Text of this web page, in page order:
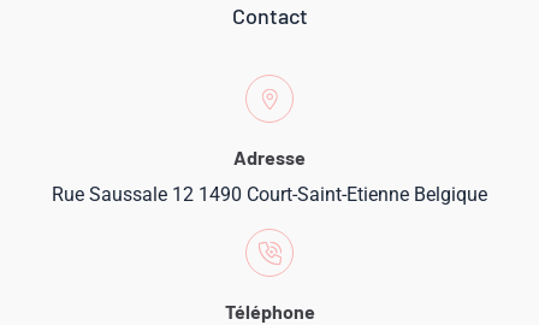
Contact
Adresse
Rue Saussale 12 1490 Court-Saint-Etienne Belgique
Téléphone